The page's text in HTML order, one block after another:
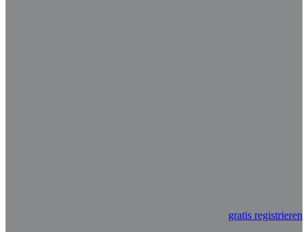
gratis registrieren